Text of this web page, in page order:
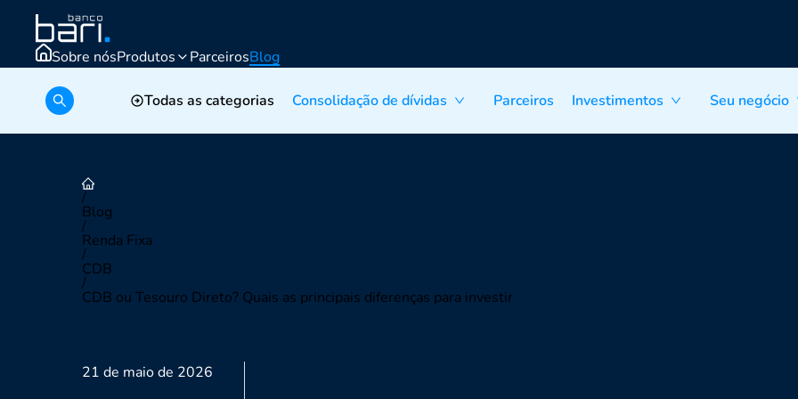
Sobre nósProdutos ParceirosBlog
Todas as categorias Consolidação de dívidas Parceiros Investimentos Seu negócio
/
Blog
/
Renda Fixa
/
CDB
/
CDB ou Tesouro Direto? Quais as principais diferenças para investir
21 de maio de 2026